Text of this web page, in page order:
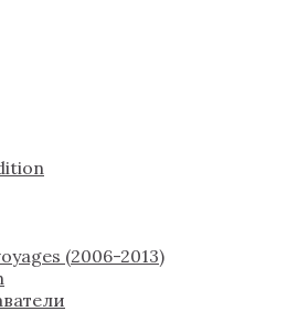
(2006-2013)